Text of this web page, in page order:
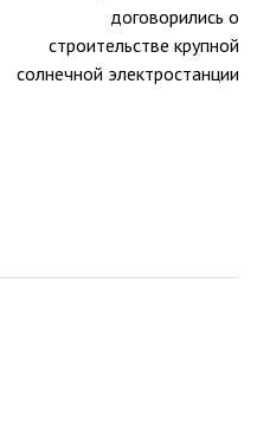
договорились о
строительстве крупной
солнечной электростанции